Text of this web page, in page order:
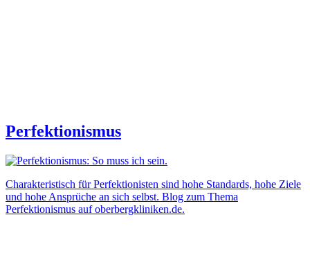
Perfektionismus
Charakteristisch für Perfektionisten sind hohe Standards, hohe Ziele
und hohe Ansprüche an sich selbst. Blog zum Thema
Perfektionismus auf oberbergkliniken.de.